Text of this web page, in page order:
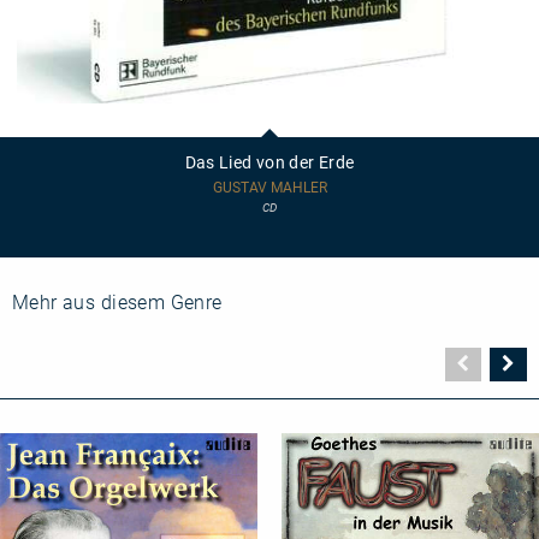
Das Lied von der Erde
GUSTAV MAHLER
CD
Mehr aus diesem Genre
Seite